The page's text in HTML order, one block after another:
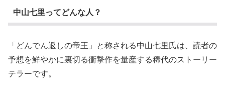
中山七里ってどんな人？
「どんでん返しの帝王」と称される中山七里氏は、読者の
予想を鮮やかに裏切る衝撃作を量産する稀代のストーリー
テラーです。